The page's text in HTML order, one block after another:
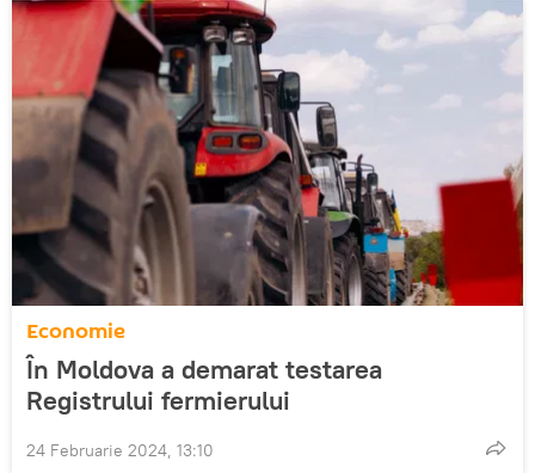
Economie
În Moldova a demarat testarea
Registrului fermierului
24 Februarie 2024, 13:10